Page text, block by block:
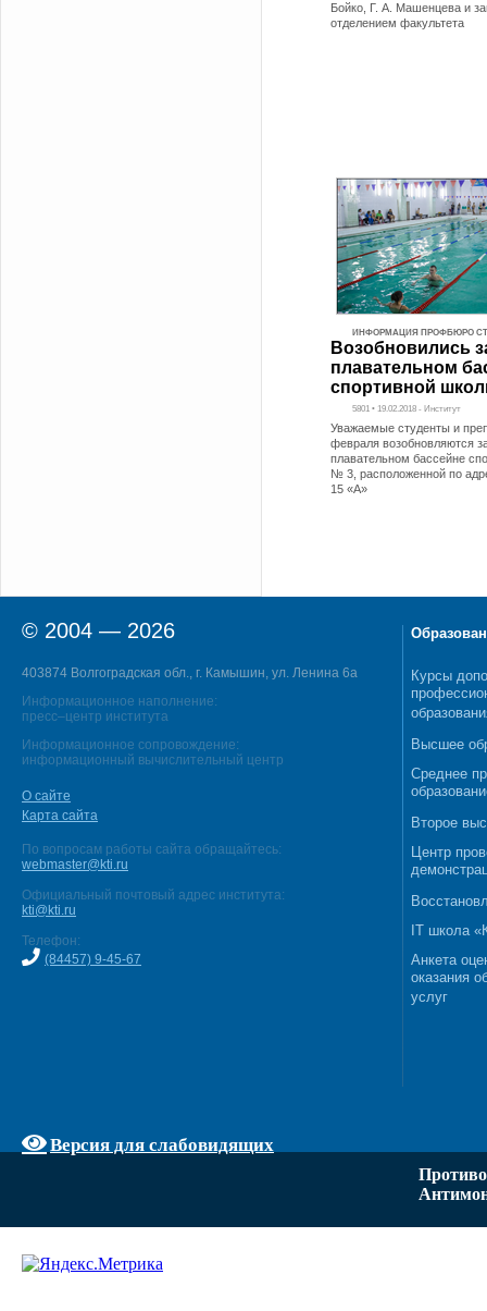
Бойко, Г. А. Машенцева и
отделением факультета
ИНФОРМАЦИЯ ПРОФБЮРО
Возобновились
плавательном
спортивной
5801 • 19.02.2018 - Институт
Уважаемые студенты и
февраля возобновляются
плавательном бассейне
№ 3, расположенной по
15 «А»
© 2004 — 2026
403874 Волгоградская обл., г. Камышин, ул. Ленина 6а
Информационное наполнение:
пресс–центр института
Информационное сопровождение:
информационный вычислительный центр
О сайте
Карта сайта
По вопросам работы сайта обращайтесь:
webmaster@kti.ru
Официальный почтовый адрес института:
kti@kti.ru
Телефон:
(84457) 9-45-67
Версия для слабовидящих
Курсы
Высшее
Среднее
Второе
Центр
IT школа
Анкета
оказания
услуг